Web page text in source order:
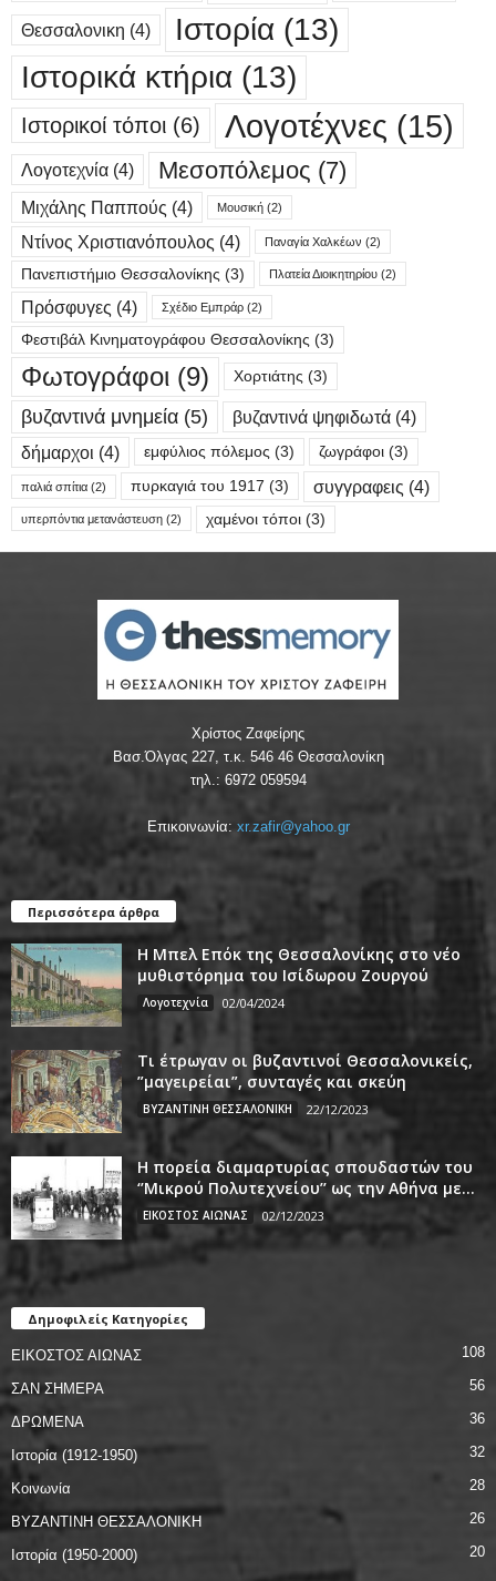
Θεσσαλονικη (4) Ιστορία (13)
Ιστορικά κτήρια (13)
Ιστορικοί τόποι (6) Λογοτέχνες (15)
Λογοτεχνία (4) Μεσοπόλεμος (7)
Μιχάλης Παππούς (4) Μουσική (2)
Ντίνος Χριστιανόπουλος (4) Παναγία Χαλκέων (2)
Πανεπιστήμιο Θεσσαλονίκης (3) Πλατεία Διοικητηρίου (2)
Πρόσφυγες (4) Σχέδιο Εμπράρ (2)
Φεστιβάλ Κινηματογράφου Θεσσαλονίκης (3)
Φωτογράφοι (9) Χορτιάτης (3)
βυζαντινά μνημεία (5) βυζαντινά ψηφιδωτά (4)
δήμαρχοι (4) εμφύλιος πόλεμος (3) ζωγράφοι (3)
παλιά σπίτια (2) πυρκαγιά του 1917 (3) συγγραφεις (4)
υπερπόντια μετανάστευση (2) χαμένοι τόποι (3)
Χρίστος Ζαφείρης
Βασ.Όλγας 227, τ.κ. 546 46 Θεσσαλονίκη
τηλ.: 6972 059594
Επικοινωνία: xr.zafir@yahoo.gr
Περισσότερα άρθρα
Η Μπελ Επόκ της Θεσσαλονίκης στο νέο
μυθιστόρημα του Ισίδωρου Ζουργού
Λογοτεχνία 02/04/2024
Τι έτρωγαν οι βυζαντινοί Θεσσαλονικείς,
”μαγειρείαι”, συνταγές και σκεύη
ΒΥΖΑΝΤΙΝΗ ΘΕΣΣΑΛΟΝΙΚΗ 22/12/2023
Η πορεία διαμαρτυρίας σπουδαστών του
‘’Μικρού Πολυτεχνείου’’ ως την Αθήνα με...
ΕΙΚΟΣΤΟΣ ΑΙΩΝΑΣ 02/12/2023
Δημοφιλείς Κατηγορίες
ΕΙΚΟΣΤΟΣ ΑΙΩΝΑΣ 108
ΣΑΝ ΣΗΜΕΡΑ 56
ΔΡΩΜΕΝΑ 36
Ιστορία (1912-1950) 32
Κοινωνία 28
ΒΥΖΑΝΤΙΝΗ ΘΕΣΣΑΛΟΝΙΚΗ 26
Ιστορία (1950-2000) 20